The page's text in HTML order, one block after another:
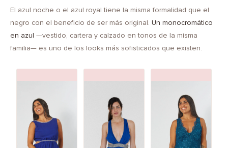
El azul noche o el azul royal tiene la misma formalidad que el
negro con el beneficio de ser más original. Un monocromático
en azul —vestido, cartera y calzado en tonos de la misma
familia— es uno de los looks más sofisticados que existen.